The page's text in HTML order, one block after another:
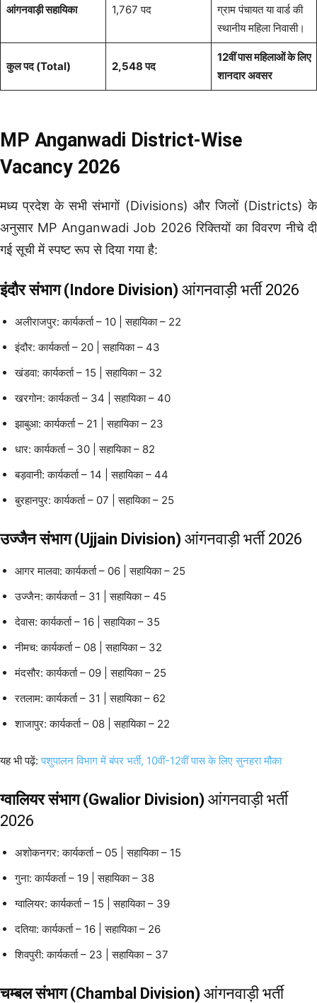
आंगनवाड़ी सहायिका 1,767 पद
ग्राम पंचायत या वार्ड की
स्थानीय महिला निवासी।
कुल पद (Total) 2,548 पद
12वीं पास महिलाओं के लिए
शानदार अवसर
MP Anganwadi District-Wise
Vacancy 2026
मध्य प्रदेश के सभी संभागों (Divisions) और जिलों (Districts) के
अनुसार MP Anganwadi Job 2026 रिक्तियों का विवरण नीचे दी
गई सूची में स्पष्ट रूप से दिया गया है:
इंदौर संभाग (Indore Division) आंगनवाड़ी भर्ती 2026
अलीराजपुर: कार्यकर्ता – 10 | सहायिका – 22
इंदौर: कार्यकर्ता – 20 | सहायिका – 43
खंडवा: कार्यकर्ता – 15 | सहायिका – 32
खरगोन: कार्यकर्ता – 34 | सहायिका – 40
झाबुआ: कार्यकर्ता – 21 | सहायिका – 23
धार: कार्यकर्ता – 30 | सहायिका – 82
बड़वानी: कार्यकर्ता – 14 | सहायिका – 44
बुरहानपुर: कार्यकर्ता – 07 | सहायिका – 25
उज्जैन संभाग (Ujjain Division) आंगनवाड़ी भर्ती 2026
आगर मालवा: कार्यकर्ता – 06 | सहायिका – 25
उज्जैन: कार्यकर्ता – 31 | सहायिका – 45
देवास: कार्यकर्ता – 16 | सहायिका – 35
नीमच: कार्यकर्ता – 08 | सहायिका – 32
मंदसौर: कार्यकर्ता – 09 | सहायिका – 25
रतलाम: कार्यकर्ता – 31 | सहायिका – 62
शाजापुर: कार्यकर्ता – 08 | सहायिका – 22
यह भी पढ़ें:पशुपालन विभाग में बंपर भर्ती, 10वीं-12वीं पास के लिए सुनहरा मौका
ग्वालियर संभाग (Gwalior Division) आंगनवाड़ी भर्ती
2026
अशोकनगर: कार्यकर्ता – 05 | सहायिका – 15
गुना: कार्यकर्ता – 19 | सहायिका – 38
ग्वालियर: कार्यकर्ता – 15 | सहायिका – 39
दतिया: कार्यकर्ता – 16 | सहायिका – 26
शिवपुरी: कार्यकर्ता – 23 | सहायिका – 37
चम्बल संभाग (Chambal Division) आंगनवाड़ी भर्ती